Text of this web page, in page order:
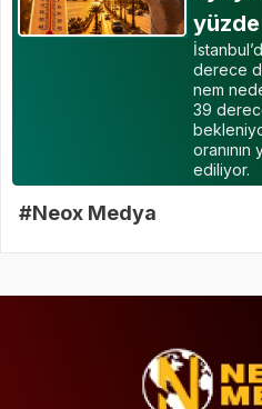
yüzde
derece
nem
39
oranının
ediliyor.
#Neox Medya